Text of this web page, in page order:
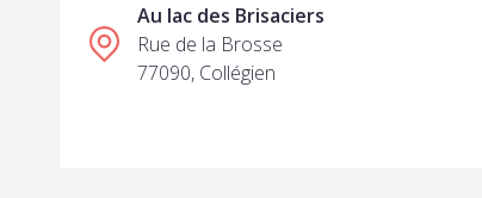
Au lac des Brisaciers
Rue de la Brosse
77090, Collégien